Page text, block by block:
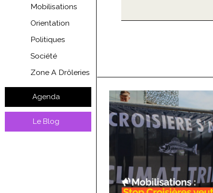
Mobilisations
Orientation
Politiques
Société
Zone A Drôleries
Agenda
Le Blog